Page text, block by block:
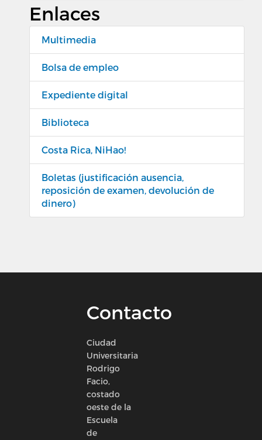
Enlaces
Multimedia
Bolsa de empleo
Expediente digital
Biblioteca
Costa Rica, NiHao!
Boletas (justificación ausencia,
reposición de examen, devolución de
dinero)
Contacto
Ciudad
Universitaria
Rodrigo
Facio,
costado
oeste de la
Escuela
de